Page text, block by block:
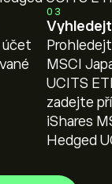
účet
03
MSCI
UCITS
zadejte
iShares
Hedged